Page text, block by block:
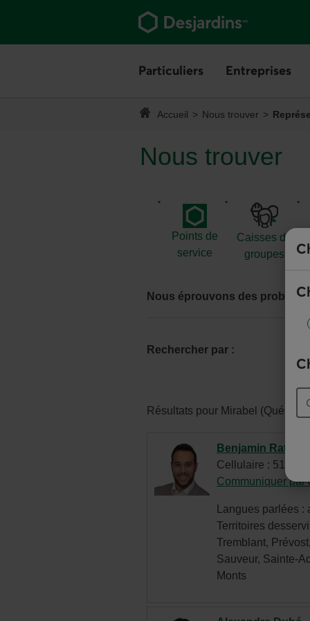
au
contenu
principal
quittez
la
Particuliers MenuEntreprises
Vous
menu.
êtes
Accueil Nous trouver
Nous trouver
Points de
service
Caisses de
groupes
Nous éprouvons des
Rechercher par :
Résultats pour Mirabel (Québec)
Benjamin Ratelle
Cellulaire : 514
Communiquer par
Langues parlées
Territoires
Tremblant,
Sauveur, Sainte-
Monts